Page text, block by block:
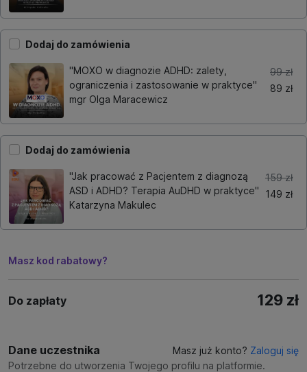
Dodaj do zamówienia
"MOXO w diagnozie ADHD: zalety,
ograniczenia i zastosowanie w praktyce"
mgr Olga Maracewicz
99 zł
89 zł
Dodaj do zamówienia
"Jak pracować z Pacjentem z diagnozą
ASD i ADHD? Terapia AuDHD w praktyce"
Katarzyna Makulec
159 zł
149 zł
Masz kod rabatowy?
Do zapłaty 129 zł
Dane uczestnika Masz już konto? Zaloguj się
Potrzebne do utworzenia Twojego profilu na platformie.